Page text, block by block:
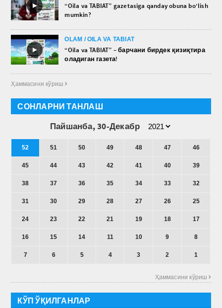
►
“Oila va TABIAT” gazetasiga qanday obuna bo‘lish
mumkin?
►
OLAM / OILA VA TABIAT
“Oila va TABIAT” – барчани бирдек қизиқтира
оладиган газета!
Ҳаммасини кўриш 
СОНЛАРНИ ТАНЛАШ
Пайшанба, 30-Декабр
52 51 50 49 48 47 46
45 44 43 42 41 40 39
38 37 36 35 34 33 32
31 30 29 28 27 26 25
24 23 22 21 19 18 17
16 15 14 11 10 9 8
7 6 5 4 3 2 1
Ҳаммасини кўриш 
КЎП ЎҚИЛГАНЛАР